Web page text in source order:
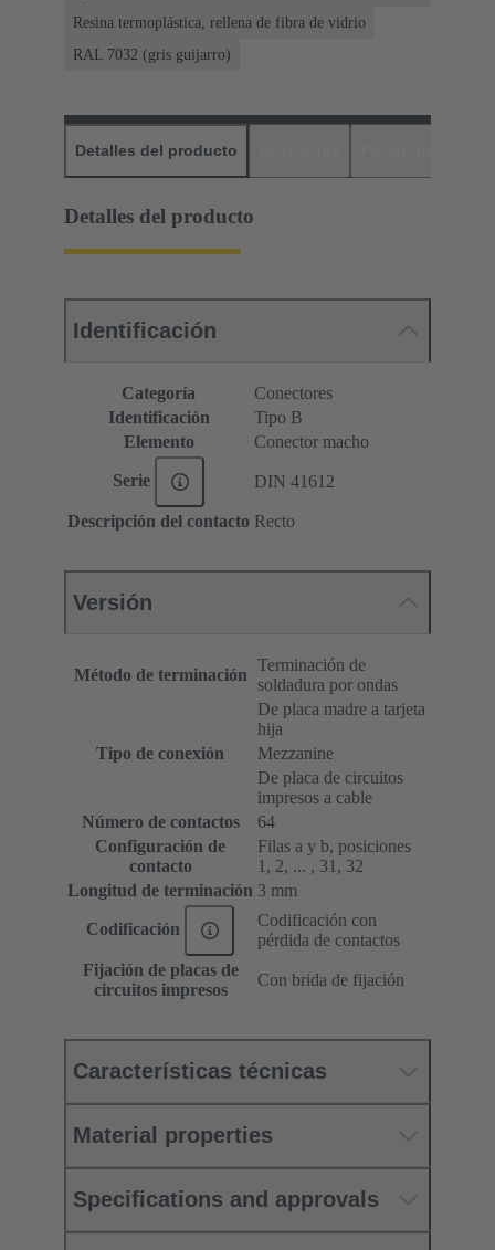
Resina termoplástica, rellena de fibra de vidrio
RAL 7032 (gris guijarro)
Detalles del producto
Detalles del producto
Identificación
Categoría
Conectores
Identificación
Tipo B
Elemento
Conector macho
Serie DIN 41612
Descripción del contacto Recto
Versión
Método de terminación
Terminación de
soldadura por ondas
Tipo de conexión
De placa madre a tarjeta
hija
Mezzanine
De placa de circuitos
impresos a cable
Número de contactos
64
Configuración de
contacto
Filas a y b, posiciones
1, 2, ... , 31, 32
Longitud de terminación 3 mm
Codificación
Codificación con
pérdida de contactos
Fijación de placas de
circuitos impresos
Con brida de fijación
Características técnicas
Material properties
Specifications and approvals